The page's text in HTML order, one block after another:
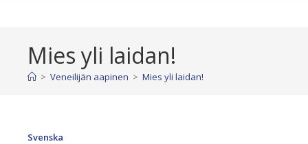
Mies yli laidan!
> Veneilijän aapinen > Mies yli laidan!
Svenska